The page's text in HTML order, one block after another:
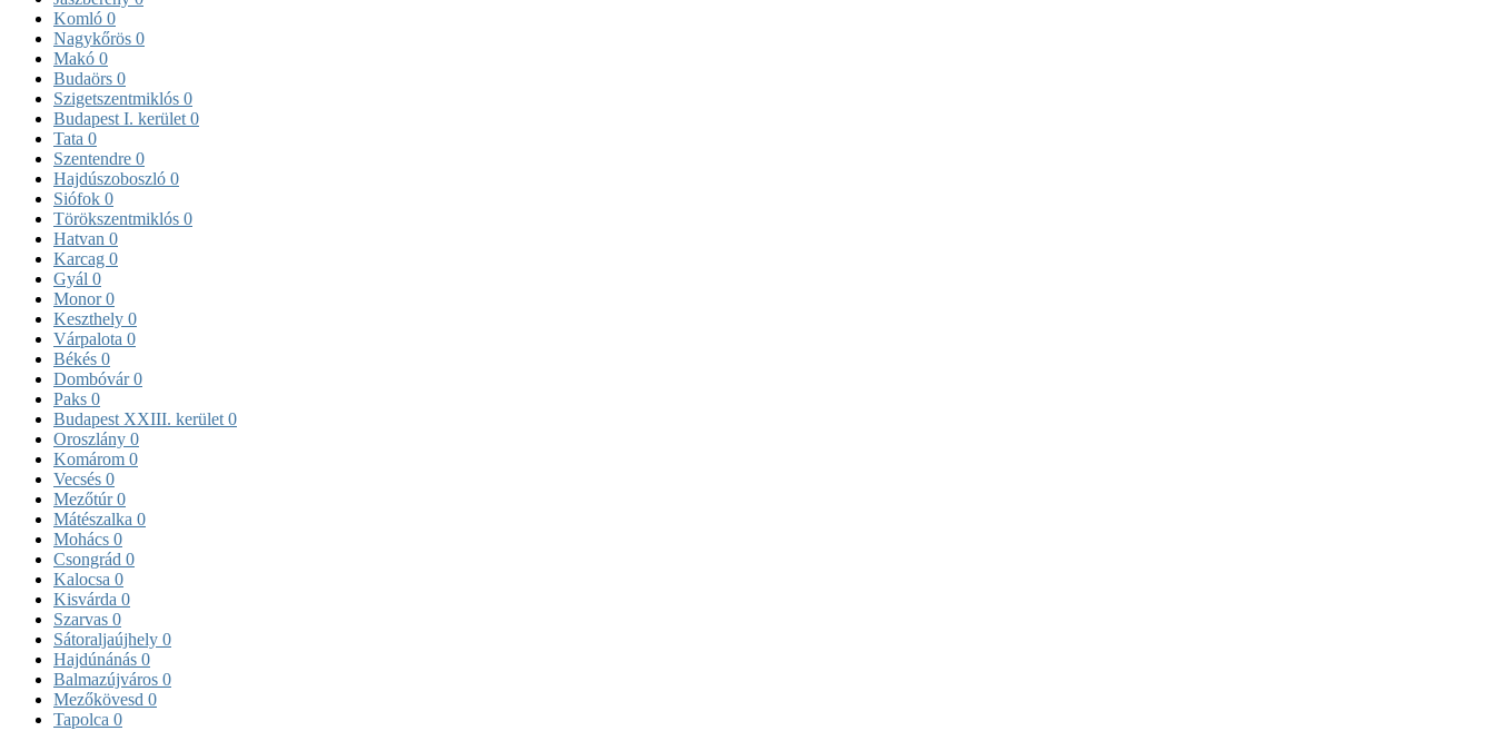
Komló 0
Nagykőrös 0
Makó 0
Budaörs 0
Szigetszentmiklós 0
Budapest I. kerület 0
Tata 0
Szentendre 0
Hajdúszoboszló 0
Siófok 0
Törökszentmiklós 0
Hatvan 0
Karcag 0
Gyál 0
Monor0
Keszthely 0
Várpalota 0
Békés 0
Dombóvár0
Paks 0
Budapest XXIII. kerület 0
Oroszlány 0
Komárom 0
Vecsés 0
Mezőtúr0
Mátészalka 0
Mohács 0
Csongrád 0
Kalocsa 0
Kisvárda 0
Szarvas 0
Sátoraljaújhely 0
Hajdúnánás 0
Balmazújváros 0
Mezőkövesd 0
Tapolca 0